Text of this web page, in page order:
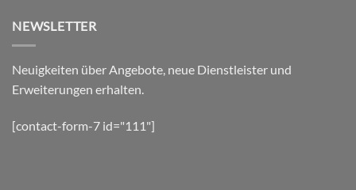
NEWSLETTER
Neuigkeiten über Angebote, neue Dienstleister und
Erweiterungen erhalten.
[contact-form-7 id="111"]